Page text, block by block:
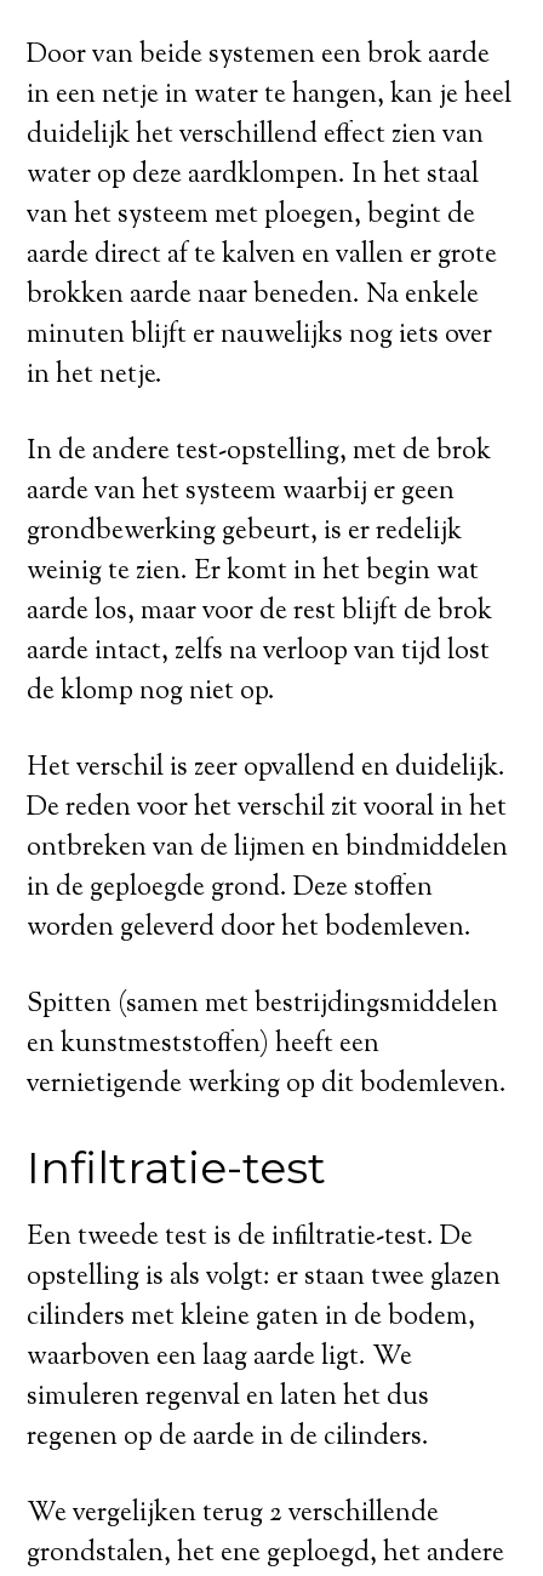
Door van beide systemen een brok aarde
in een netje in water te hangen, kan je heel
duidelijk het verschillend effect zien van
water op deze aardklompen. In het staal
van het systeem met ploegen, begint de
aarde direct af te kalven en vallen er grote
brokken aarde naar beneden. Na enkele
minuten blijft er nauwelijks nog iets over
in het netje.
In de andere test-opstelling, met de brok
aarde van het systeem waarbij er geen
grondbewerking gebeurt, is er redelijk
weinig te zien. Er komt in het begin wat
aarde los, maar voor de rest blijft de brok
aarde intact, zelfs na verloop van tijd lost
de klomp nog niet op.
Het verschil is zeer opvallend en duidelijk.
De reden voor het verschil zit vooral in het
ontbreken van de lijmen en bindmiddelen
in de geploegde grond. Deze stoffen
worden geleverd door het bodemleven.
Spitten (samen met bestrijdingsmiddelen
en kunstmeststoffen) heeft een
vernietigende werking op dit bodemleven.
Infiltratie-test
Een tweede test is de infiltratie-test. De
opstelling is als volgt: er staan twee glazen
cilinders met kleine gaten in de bodem,
waarboven een laag aarde ligt. We
simuleren regenval en laten het dus
regenen op de aarde in de cilinders.
We vergelijken terug 2 verschillende
grondstalen, het ene geploegd, het andere